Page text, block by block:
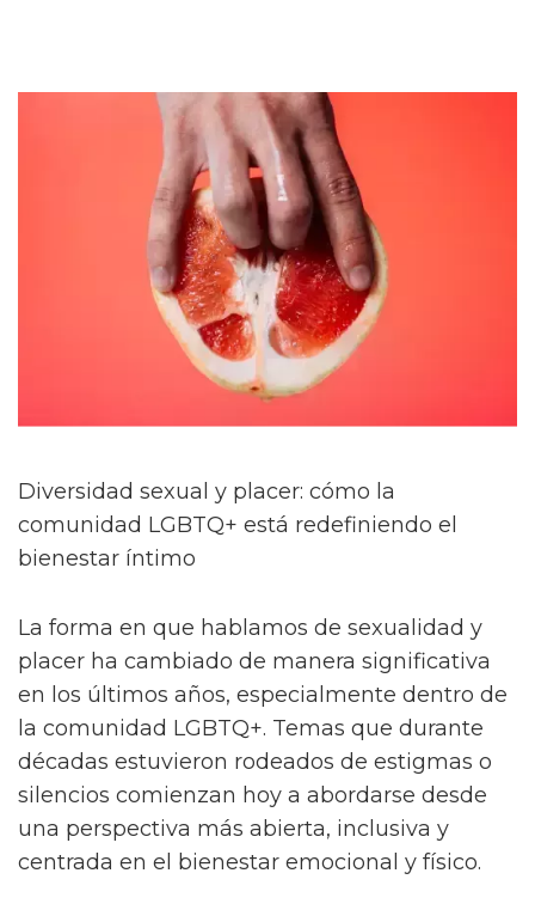
Diversidad sexual y placer: cómo la
comunidad LGBTQ+ está redefiniendo el
bienestar íntimo
La forma en que hablamos de sexualidad y
placer ha cambiado de manera significativa
en los últimos años, especialmente dentro de
la comunidad LGBTQ+. Temas que durante
décadas estuvieron rodeados de estigmas o
silencios comienzan hoy a abordarse desde
una perspectiva más abierta, inclusiva y
centrada en el bienestar emocional y físico.